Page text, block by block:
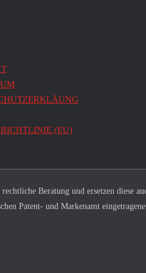
(EU)
Beratung und ersetzen diese
Patent- und Markenamt